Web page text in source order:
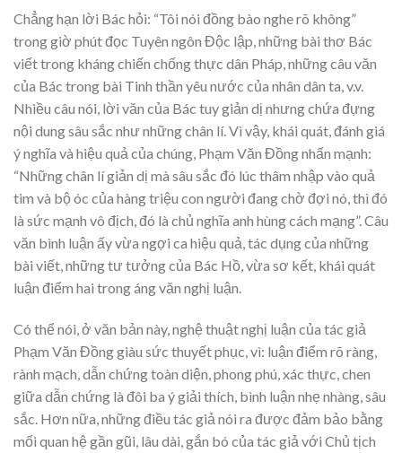
Chẳng hạn lời Bác hỏi: “Tôi nói đồng bào nghe rõ không”
trong giờ phút đọc Tuyên ngôn Độc lập, những bài thơ Bác
viết trong kháng chiến chống thực dân Pháp, những câu văn
của Bác trong bài Tinh thần yêu nước của nhân dân ta, v.v.
Nhiều câu nói, lời văn của Bác tuy giản dị nhưng chứa đựng
nội dung sâu sắc như những chân lí. Vì vậy, khái quát, đánh giá
ý nghĩa và hiệu quả của chúng, Phạm Văn Đồng nhấn mạnh:
“Những chân lí giản dị mà sâu sắc đó lúc thâm nhập vào quả
tim và bộ óc của hàng triệu con người đang chờ đợi nó, thì đó
là sức mạnh vô địch, đó là chủ nghĩa anh hùng cách mạng”. Câu
văn bình luận ấy vừa ngợi ca hiệu quả, tác dụng của những
bài viết, những tư tưởng của Bác Hồ, vừa sơ kết, khái quát
luận điểm hai trong áng văn nghị luận.
Có thể nói, ở văn bản này, nghệ thuật nghị luận của tác giả
Phạm Văn Đồng giàu sức thuyết phục, vì: luận điểm rõ ràng,
rành mạch, dẫn chứng toàn diện, phong phú, xác thực, chen
giữa dẫn chứng là đôi ba ý giải thích, bình luận nhẹ nhàng, sâu
sắc. Hơn nữa, những điều tác giả nói ra được đảm bảo bằng
mối quan hệ gần gũi, lâu dài, gắn bó của tác giả với Chủ tịch